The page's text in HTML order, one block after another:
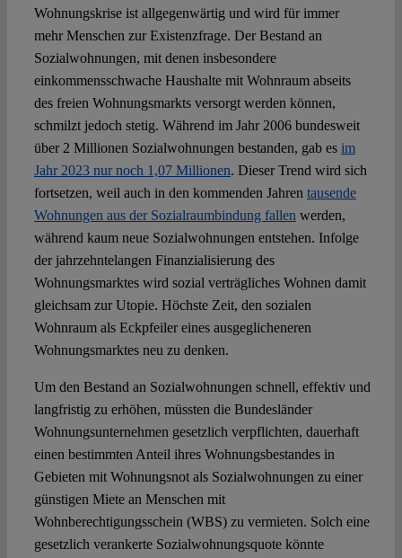
Wohnungskrise ist allgegenwärtig und wird für immer
mehr Menschen zur Existenzfrage. Der Bestand an
Sozialwohnungen, mit denen insbesondere
einkommensschwache Haushalte mit Wohnraum abseits
des freien Wohnungsmarkts versorgt werden können,
schmilzt jedoch stetig. Während im Jahr 2006 bundesweit
über 2 Millionen Sozialwohnungen bestanden, gab es im
Jahr 2023 nur noch 1,07 Millionen. Dieser Trend wird sich
fortsetzen, weil auch in den kommenden Jahren tausende
Wohnungen aus der Sozialraumbindung fallen werden,
während kaum neue Sozialwohnungen entstehen. Infolge
der jahrzehntelangen Finanzialisierung des
Wohnungsmarktes wird sozial verträgliches Wohnen damit
gleichsam zur Utopie. Höchste Zeit, den sozialen
Wohnraum als Eckpfeiler eines ausgeglicheneren
Wohnungsmarktes neu zu denken.
Um den Bestand an Sozialwohnungen schnell, effektiv und
langfristig zu erhöhen, müssten die Bundesländer
Wohnungsunternehmen gesetzlich verpflichten, dauerhaft
einen bestimmten Anteil ihres Wohnungsbestandes in
Gebieten mit Wohnungsnot als Sozialwohnungen zu einer
günstigen Miete an Menschen mit
Wohnberechtigungsschein (WBS) zu vermieten. Solch eine
gesetzlich verankerte Sozialwohnungsquote könnte